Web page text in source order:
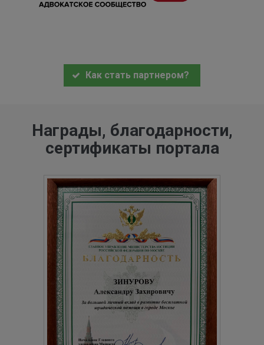
Как стать партнером?
Награды, благодарности,
сертификаты портала